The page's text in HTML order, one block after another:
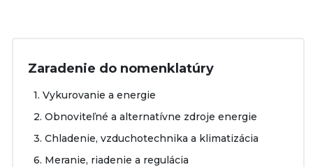
Zaradenie do nomenklatúry
1. Vykurovanie a energie
2. Obnoviteľné a alternatívne zdroje energie
3. Chladenie, vzduchotechnika a klimatizácia
6. Meranie, riadenie a regulácia